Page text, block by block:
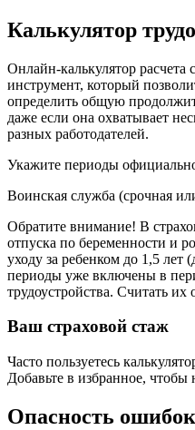
Калькулятор
Онлайн-калькулятор
инструмент, который
определить общую
даже если она охватывает
разных работодателей.
Укажите периоды
Воинская служба (срочная
Обратите внимание! В
отпуска по беременности и
уходу за ребенком до 1,5
периоды уже включены в
трудоустройства. Считать их
Ваш страховой стаж
Часто пользуетесь
Добавьте в избранное, чтобы
Опасность